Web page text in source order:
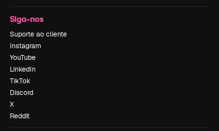
Siga-nos
Suporte ao cliente
Instagram
YouTube
LinkedIn
TikTok
Discord
X
Reddit